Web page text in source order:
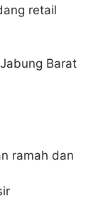
retail
Barat
ramah dan